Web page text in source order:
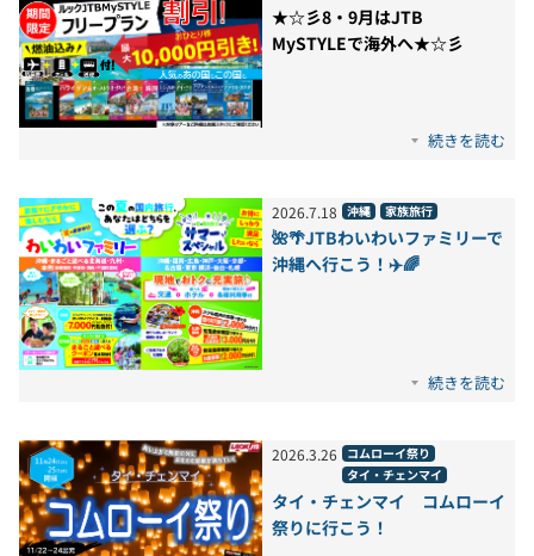
★☆彡8・9月はJTB
MySTYLEで海外へ★☆彡
続きを読む
2026.7.18 沖縄 家族旅行
🌺🌴JTBわいわいファミリーで
沖縄へ行こう！✈️🌈
続きを読む
2026.3.26
コムローイ祭り
タイ・チェンマイ
タイ・チェンマイ コムローイ
祭りに行こう！